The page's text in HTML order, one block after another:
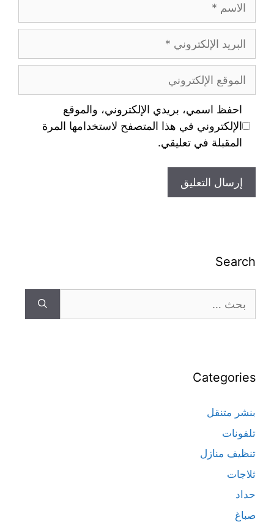
احفظ اسمي، بريدي الإلكتروني، والموقع
الإلكتروني في هذا المتصفح لاستخدامها المرة
المقبلة في تعليقي.
Search
Categories
بنشر متنقل
تلفونات
تنظيف منازل
ثلاجات
حداد
صباغ